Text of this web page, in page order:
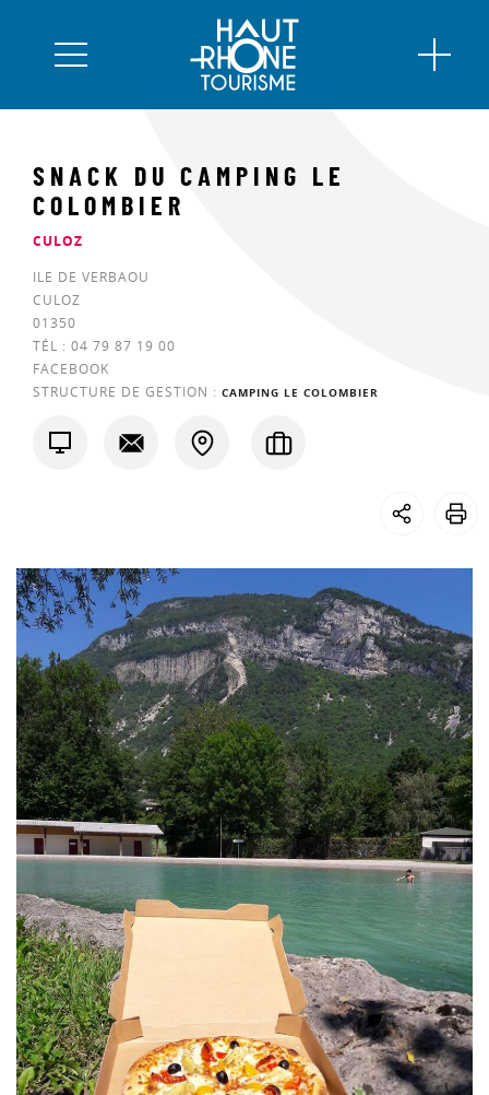
SNACK DU CAMPING LE
COLOMBIER
CULOZ
ILE DE VERBAOU
CULOZ
01350
TÉL : 04 79 87 19 00
FACEBOOK
STRUCTURE DE GESTION : CAMPING LE COLOMBIER